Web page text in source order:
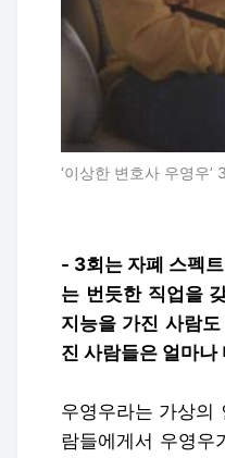
‘이상한 변호사 우영우
- 3회는 자폐 스펙
는 번듯한 직업을
지능을 가진 사람
진 사람들은 얼마
우영우라는 가상의
람들에게서 우영